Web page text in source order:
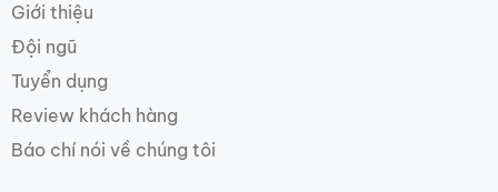
Giới thiệu
Đội ngũ
Tuyển dụng
Review khách hàng
Báo chí nói về chúng tôi